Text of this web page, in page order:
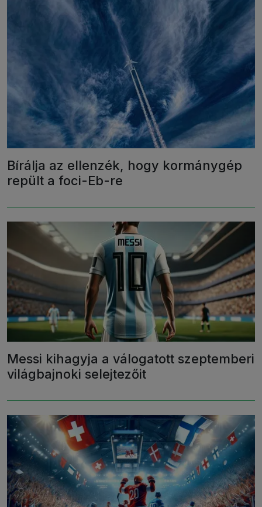
Bírálja az ellenzék, hogy kormánygép
repült a foci-Eb-re
Messi kihagyja a válogatott szeptemberi
világbajnoki selejtezőit